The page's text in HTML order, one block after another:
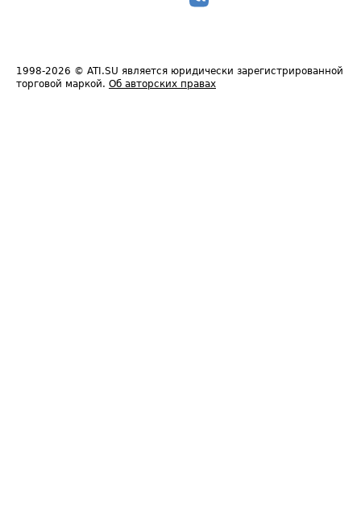
1998-2026 © ATI.SU является юридически зарегистрированной
торговой маркой. Об авторских правах